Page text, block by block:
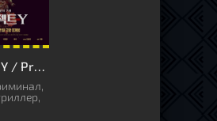
Проект Y / Project Y